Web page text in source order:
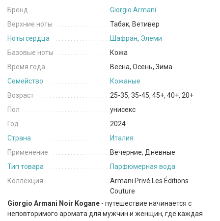
Бренд
Giorgio Armani
Верхние ноты
Табак, Ветивер
Ноты сердца
Шафран, Элеми
Базовые ноты
Кожа
Время года
Весна, Осень, Зима
Семейство
Кожаные
Возраст
25-35, 35-45, 45+, 40+, 20+
Пол
унисекс
Год
2024
Страна
Италия
Применение
Вечерние, Дневные
Тип товара
Парфюмерная вода
Коллекция
Armani Privé Les Éditions
Couture
Giorgio Armani Noir Kogane - путешествие начинается с
неповторимого аромата для мужчин и женщин, где каждая